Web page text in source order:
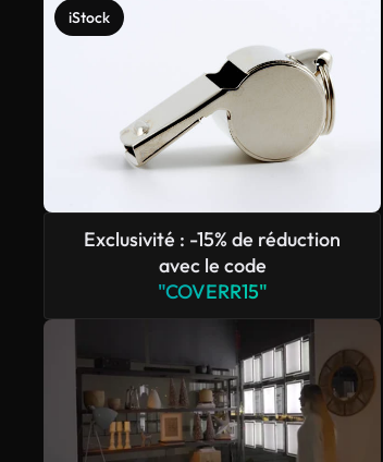
iStock
Exclusivité : -15% de réduction
avec le code
"COVERR15"